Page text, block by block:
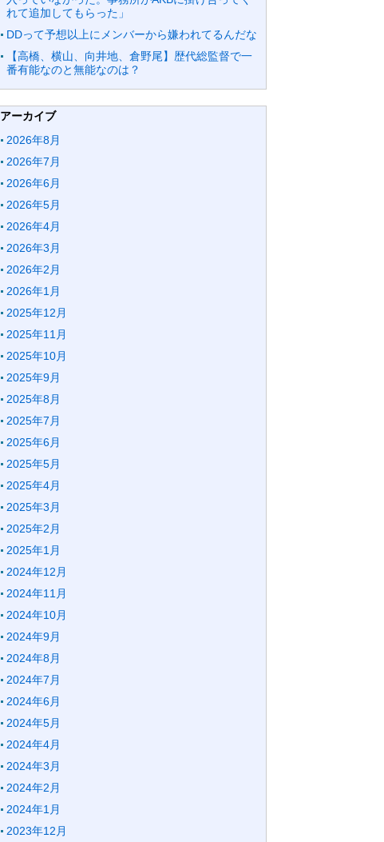
れて追加してもらった」
DDって予想以上にメンバーから嫌われてるんだな
【高橋、横山、向井地、倉野尾】歴代総監督で一
番有能なのと無能なのは？
アーカイブ
2026年8月
2026年7月
2026年6月
2026年5月
2026年4月
2026年3月
2026年2月
2026年1月
2025年12月
2025年11月
2025年10月
2025年9月
2025年8月
2025年7月
2025年6月
2025年5月
2025年4月
2025年3月
2025年2月
2025年1月
2024年12月
2024年11月
2024年10月
2024年9月
2024年8月
2024年7月
2024年6月
2024年5月
2024年4月
2024年3月
2024年2月
2024年1月
2023年12月